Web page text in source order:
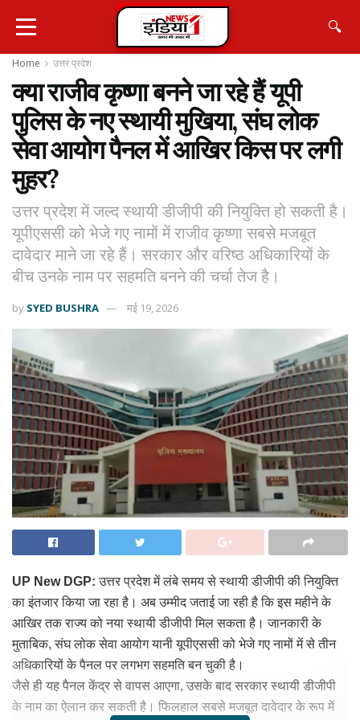
🔍
Home उत्तर प्रदेश
क्या राजीव कृष्णा बनने जा रहे हैं यूपी
पुलिस के नए स्थायी मुखिया, संघ लोक
सेवा आयोग पैनल में आखिर किस पर लगी
मुहर?
उत्तर प्रदेश में जल्द स्थायी डीजीपी की नियुक्ति हो सकती है।
यूपीएससी को भेजे गए नामों में राजीव कृष्णा सबसे मजबूत
दावेदार माने जा रहे हैं। सरकार और वरिष्ठ अधिकारियों के
बीच उनके नाम पर सहमति बनने की चर्चा तेज है।
by SYED BUSHRA मई 19, 2026
UP New DGP: उत्तर प्रदेश में लंबे समय से स्थायी डीजीपी की नियुक्ति
का इंतजार किया जा रहा है। अब उम्मीद जताई जा रही है कि इस महीने के
आखिर तक राज्य को नया स्थायी डीजीपी मिल सकता है। जानकारी के
मुताबिक, संघ लोक सेवा आयोग यानी यूपीएससी को भेजे गए नामों में से तीन
अधिकारियों के पैनल पर लगभग सहमति बन चुकी है।
जैसे ही यह पैनल केंद्र से वापस आएगा, उसके बाद सरकार स्थायी डीजीपी
के नाम का ऐलान कर सकती है। फिलहाल सबसे मजबूत दावेदार के रूप में